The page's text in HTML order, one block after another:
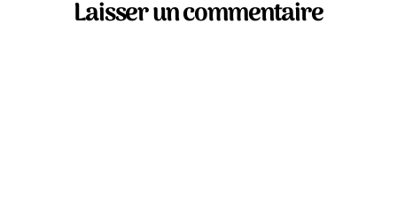
Laisser un commentaire